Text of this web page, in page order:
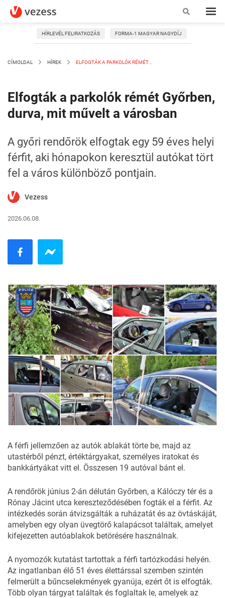
HÍRLEVÉL FELIRATKOZÁS FORMA-1 MAGYAR NAGYDÍJ
CÍMOLDAL HÍREK ELFOGTÁK A PARKOLÓK RÉMÉT...
Elfogták a parkolók rémét Győrben,
durva, mit művelt a városban
A győri rendőrök elfogtak egy 59 éves helyi
férfit, aki hónapokon keresztül autókat tört
fel a város különböző pontjain.
Vezess
2026.06.08.
A férfi jellemzően az autók ablakát törte be, majd az
utastérből pénzt, értéktárgyakat, személyes iratokat és
bankkártyákat vitt el. Összesen 19 autóval bánt el.
A rendőrök június 2-án délután Győrben, a Kálóczy tér és a
Rónay Jácint utca kereszteződésében fogták el a férfit. Az
intézkedés során átvizsgálták a ruházatát és az övtáskáját,
amelyben egy olyan üvegtörő kalapácsot találtak, amelyet
kifejezetten autóablakok betörésére használnak.
A nyomozók kutatást tartottak a férfi tartózkodási helyén.
Az ingatlanban élő 51 éves élettárssal szemben szintén
felmerült a bűncselekmények gyanúja, ezért őt is elfogták.
Több olyan tárgyat találtak és foglaltak le, amelyek az